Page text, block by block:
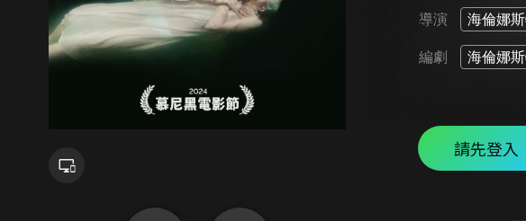
導演 海倫娜
編劇 海倫娜
請先登入